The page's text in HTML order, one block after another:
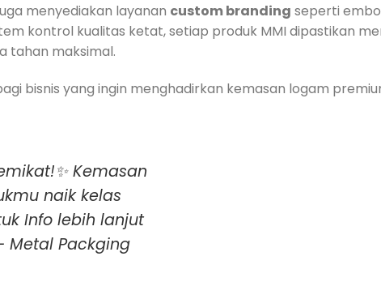
menyediakan layanan custom branding seperti
kontrol kualitas ketat, setiap produk MMI dipastikan
tahan maksimal.
bisnis yang ingin menghadirkan kemasan logam
Kemasan
naik kelas
Info lebih lanjut
Metal Packging